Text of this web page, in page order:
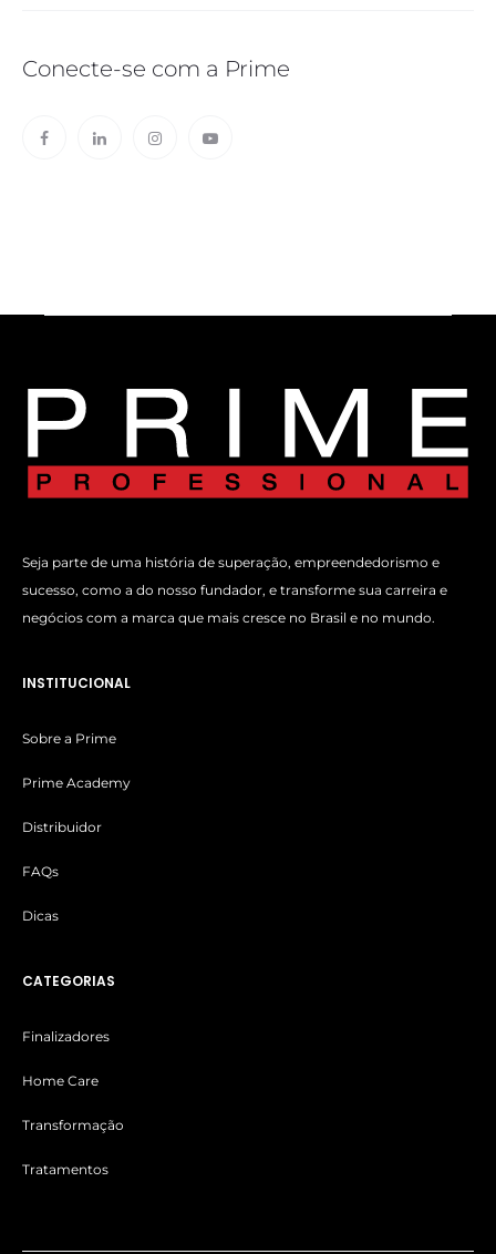
Conecte-se com a Prime
Seja parte de uma história de superação, empreendedorismo e
sucesso, como a do nosso fundador, e transforme sua carreira e
negócios com a marca que mais cresce no Brasil e no mundo.
INSTITUCIONAL
Sobre a Prime
Prime Academy
Distribuidor
FAQs
Dicas
CATEGORIAS
Finalizadores
Home Care
Transformação
Tratamentos